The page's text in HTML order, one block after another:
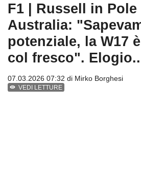
F1 | Russell in Pole
Australia:
potenziale, la W17
col fresco".
07.03.2026 07:32 di Mirko Borghesi
VEDI LETTURE